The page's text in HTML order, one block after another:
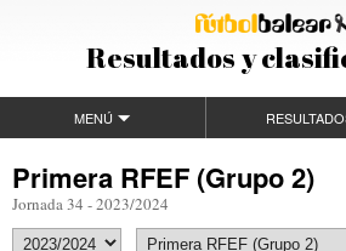
Resultados y
MENÚ
Primera RFEF (Grupo 2)
Jornada 34 - 2023/2024